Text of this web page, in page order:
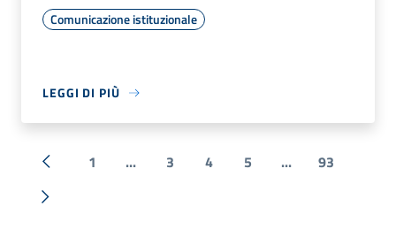
Comunicazione istituzionale
LEGGI DI PIÙ
« Precedente
1 ... 3 4 5 ... 93
Successiva »